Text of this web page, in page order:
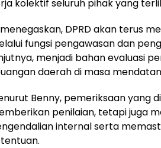
kolektif seluruh pihak yang
DPRD akan terus
fungsi pengawasan dan
menjadi bahan evaluasi
daerah di masa
Benny, pemeriksaan yang
penilaian, tetapi juga
internal serta